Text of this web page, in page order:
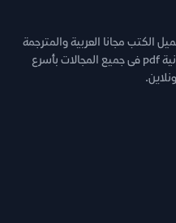
الكتب مجانا العربية والمترجمة
والروايات والقصص وغيرها من كتب مجانية pdf فى جميع المجالات بأسرع